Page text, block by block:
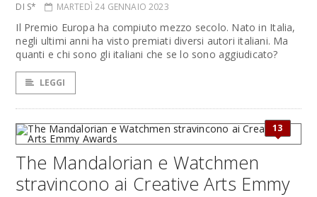
DI S* MARTEDÌ 24 GENNAIO 2023
Il Premio Europa ha compiuto mezzo secolo. Nato in Italia,
negli ultimi anni ha visto premiati diversi autori italiani. Ma
quanti e chi sono gli italiani che se lo sono aggiudicato?
LEGGI
13
The Mandalorian e Watchmen
stravincono ai Creative Arts Emmy